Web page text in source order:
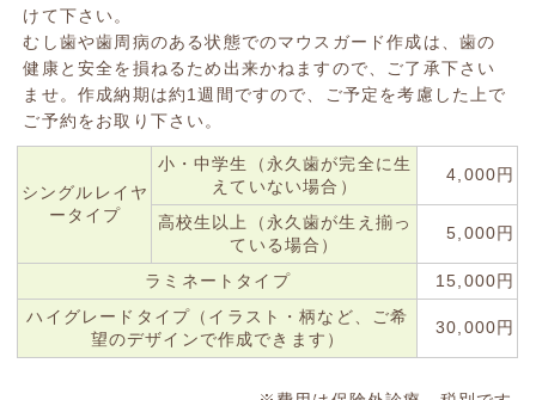
けて下さい。
むし歯や歯周病のある状態でのマウスガード作成は、歯の
健康と安全を損ねるため出来かねますので、ご了承下さい
ませ。作成納期は約1週間ですので、ご予定を考慮した上で
ご予約をお取り下さい。
シングルレイヤ
ータイプ
小・中学生（永久歯が完全に生
えていない場合）
4,000円
高校生以上（永久歯が生え揃っ
ている場合）
5,000円
ラミネートタイプ
15,000円
ハイグレードタイプ（イラスト・柄など、ご希
望のデザインで作成できます）
30,000円